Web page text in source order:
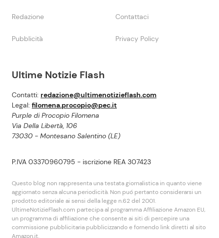
Ultime Notizie Flash
Contatti: redazione@ultimenotizieflash.com
Legal: filomena.procopio@pec.it
Purple di Procopio Filomena
Via Della Libertà, 106
73030 - Montesano Salentino (LE)
P.IVA 03370960795 - iscrizione REA 307423
Questo blog non rappresenta una testata giornalistica in quanto viene
aggiornato senza alcuna periodicità. Non puó pertanto considerarsi un
prodotto editoriale ai sensi della legge n.62 del 2001.
UltimeNotizieFlash.com partecipa al programma Affiliazione Amazon EU,
un programma di affiliazione che consente ai siti di percepire una
commissione pubblicitaria pubblicizzando e fornendo link diretti al sito
Amazon.it.
Redazione Contattaci
Pubblicità Privacy Policy